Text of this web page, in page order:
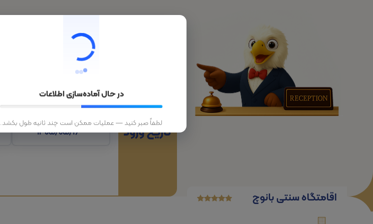
تورهای داخلی
تاریخ ورود
در حال آماده‌سازی اطلاعات
لطفاً صبر کنید — عملیات ممکن است چند ثانیه طول بکشد.
اقامتگاه سنتی بانوچ